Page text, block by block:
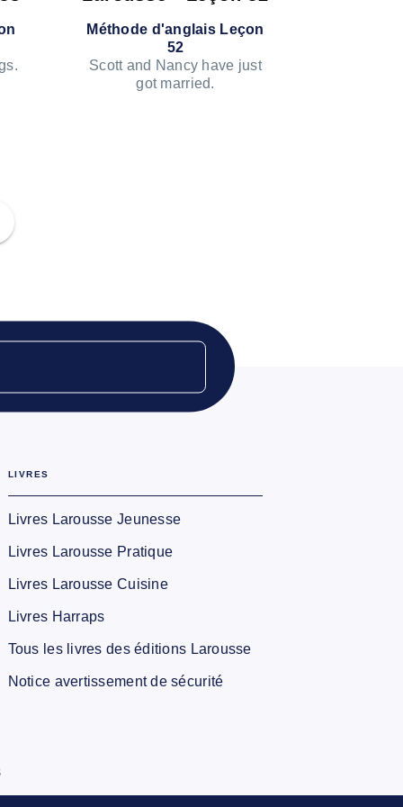
Méthode d'anglais Leçon
52
Scott and Nancy have just
got married.
LIVRES
Livres Larousse Jeunesse
Livres Larousse Pratique
Livres Larousse Cuisine
Livres Harraps
Tous les livres des éditions Larousse
Notice avertissement de sécurité